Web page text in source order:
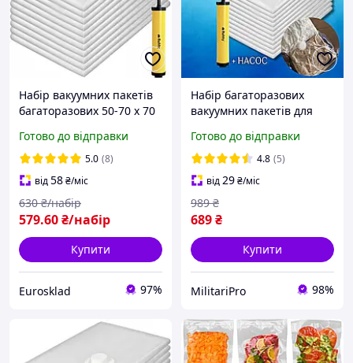
Набір вакуумних пакетів
багаторазових 50-70 х 70
(21946)
Готово до відправки
5.0 (8)
від58₴/міс
579.60₴/набір
630 ₴/набір
Купити
Eurosklad 97%
Набір багаторазових
вакуумних пакетів для
одягу та речей і зимових
комплектів пакетів 10 шт.
Готово до відправки
4.8 (5)
від29₴/міс
689₴
989 ₴
Купити
MilitariPro 98%